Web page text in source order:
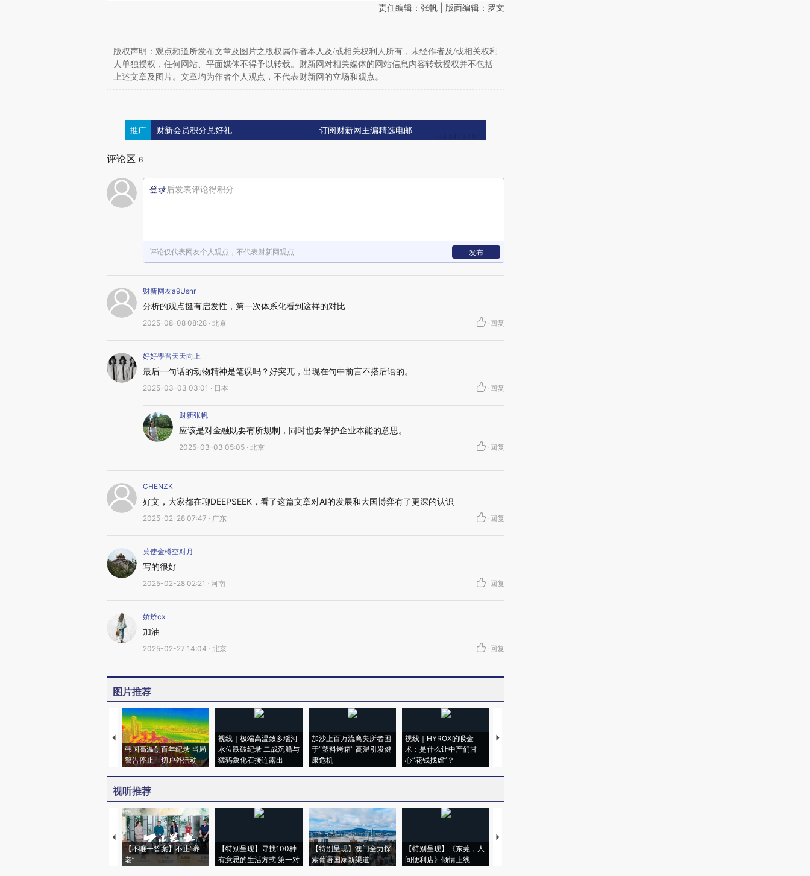
责任编辑：张帆 | 版面编辑：罗文
版权声明：观点频道所发布文章及图片之版权属作者本人及/或相关权利人所有，未经作者及/或相关权利
人单独授权，任何网站、平面媒体不得予以转载。财新网对相关媒体的网站信息内容转载授权并不包括
上述文章及图片。文章均为作者个人观点，不代表财新网的立场和观点。
推广 财新会员积分兑好礼 订阅财新网主编精选电邮
评论区 6
登录后发表评论得积分
评论仅代表网友个人观点，不代表财新网观点 发布
财新网友a9Usnr
分析的观点挺有启发性，第一次体系化看到这样的对比
2025-08-08 08:28 · 北京 · 回复
好好學習天天向上
最后一句话的动物精神是笔误吗？好突兀，出现在句中前言不搭后语的。
2025-03-03 03:01 · 日本 · 回复
财新张帆
应该是对金融既要有所规制，同时也要保护企业本能的意思。
2025-03-03 05:05 · 北京 · 回复
CHENZK
好文，大家都在聊DEEPSEEK，看了这篇文章对AI的发展和大国博弈有了更深的认识
2025-02-28 07:47 · 广东 · 回复
莫使金樽空对月
写的很好
2025-02-28 02:21 · 河南 · 回复
娇矫cx
加油
2025-02-27 14:04 · 北京 · 回复
图片推荐
韩国高温创百年纪录 当局
警告停止一切户外活动
视线｜极端高温致多瑙河
水位跌破纪录 二战沉船与
猛犸象化石接连露出
加沙上百万流离失所者困
于“塑料烤箱” 高温引发健
康危机
视线｜HYROX的吸金
术：是什么让中产们甘
心“花钱找虐”？
马航飞行员跨国走私7万
视听推荐
【不唯一答案】不止“养
老”
【特别呈现】寻找100种
有意思的生活方式·第一对
【特别呈现】澳门全力探
索葡语国家新渠道
【特别呈现】《东莞，人
间便利店》倾情上线
【推广】走进第四届链博